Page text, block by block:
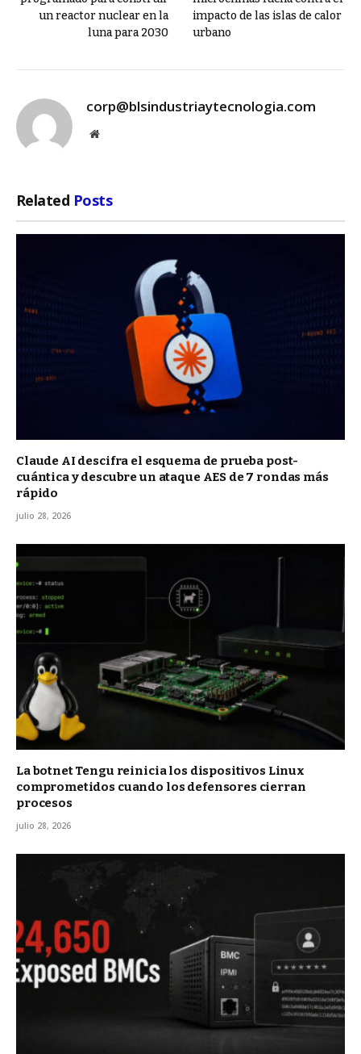
un reactor nuclear en la
luna para 2030
impacto de las islas de calor
urbano
corp@blsindustriaytecnologia.com
Website
Related Posts
Claude AI descifra el esquema de prueba post-
cuántica y descubre un ataque AES de 7 rondas más
rápido
julio 28, 2026
La botnet Tengu reinicia los dispositivos Linux
comprometidos cuando los defensores cierran
procesos
julio 28, 2026